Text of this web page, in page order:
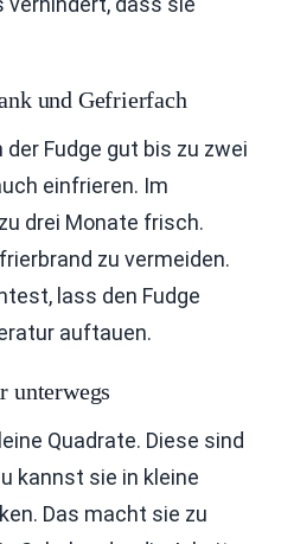
und Gefrierfach
Fudge gut bis zu zwei
einfrieren. Im
drei Monate frisch.
zu vermeiden.
lass den Fudge
auftauen.
unterwegs
Quadrate. Diese sind
kannst sie in kleine
Das macht sie zu